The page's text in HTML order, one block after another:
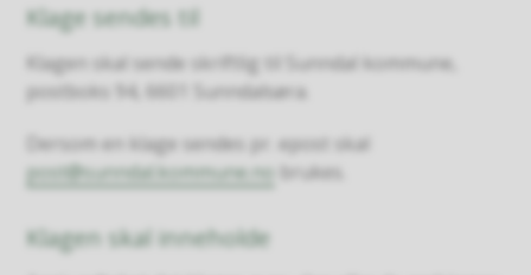
Klage sendes til
Klagen skal sende skriftlig til Sunndal kommune,
postboks 94, 6601 Sunndalsøra.
Dersom en klage sendes pr. epost skal
post@sunndal.kommune.no brukes.
Klagen skal inneholde